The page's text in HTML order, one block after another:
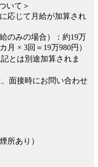
いて＞
応じて月給が加算され
のみの場合）：約19万
月 × 3回＝19万980円）
とは別途加算されま
面接時にお問い合わせ
所あり）